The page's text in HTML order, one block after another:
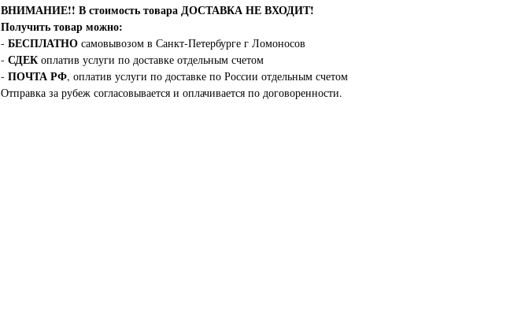
ВНИМАНИЕ!! В стоимость товара ДОСТАВКА НЕ ВХОДИТ!
Получить товар можно:
- БЕСПЛАТНО самовывозом в Санкт-Петербурге г Ломоносов
- СДЕК оплатив услуги по доставке отдельным счетом
- ПОЧТА РФ, оплатив услуги по доставке по России отдельным счетом
Отправка за рубеж согласовывается и оплачивается по договоренности.